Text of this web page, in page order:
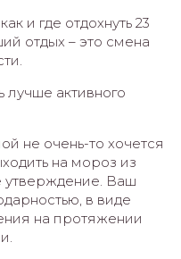
и где отдохнуть 23
отдых – это смена
лучше активного
не очень-то хочется
на мороз из
утверждение. Ваш
в виде
на протяжении